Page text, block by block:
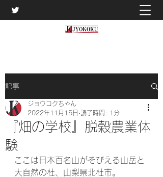
記事
『畑の学校』脱穀農業体
験
ジョウコクちゃん
2022年11月15日 読了時間: 1分
ここは日本百名山がそびえる山岳と
大自然の杜、山梨県北杜市。